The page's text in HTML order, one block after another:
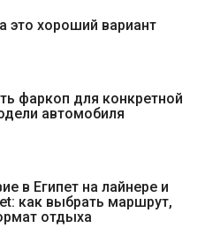
это хороший вариант
фаркоп для конкретной
автомобиля
в Египет на лайнере и
как выбрать маршрут,
отдыха